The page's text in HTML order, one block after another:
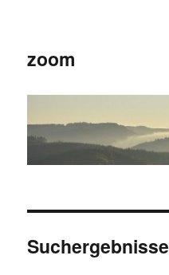
zoom